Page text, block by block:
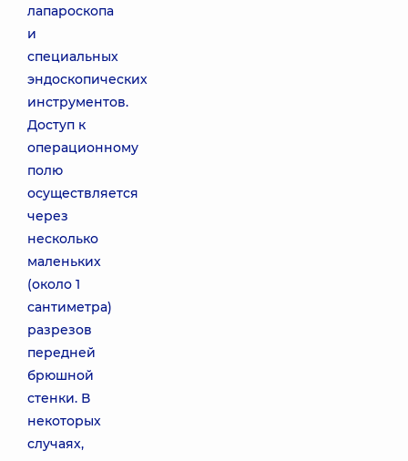
лапароскопа
и
специальных
эндоскопических
инструментов.
Доступ к
операционному
полю
осуществляется
через
несколько
маленьких
(около 1
сантиметра)
разрезов
передней
брюшной
стенки. В
некоторых
случаях,